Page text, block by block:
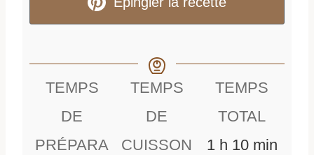
TEMPS
DE
PRÉPARA
TEMPS
DE
CUISSON
TEMPS
TOTAL
1hh 10mmin